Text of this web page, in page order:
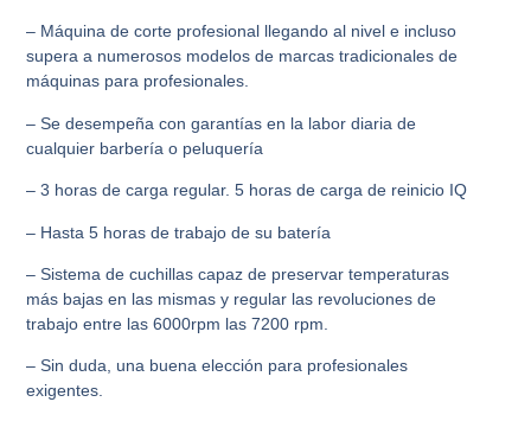
– Máquina de corte profesional llegando al nivel e incluso
supera a numerosos modelos de marcas tradicionales de
máquinas para profesionales.
– Se desempeña con garantías en la labor diaria de
cualquier barbería o peluquería
– 3 horas de carga regular. 5 horas de carga de reinicio IQ
– Hasta 5 horas de trabajo de su batería
– Sistema de cuchillas capaz de preservar temperaturas
más bajas en las mismas y regular las revoluciones de
trabajo entre las 6000rpm las 7200 rpm.
– Sin duda, una buena elección para profesionales
exigentes.